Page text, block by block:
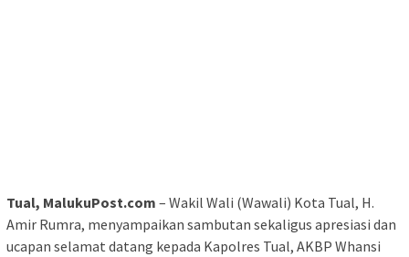
Tual, MalukuPost.com – Wakil Wali (Wawali) Kota Tual, H.
Amir Rumra, menyampaikan sambutan sekaligus apresiasi dan
ucapan selamat datang kepada Kapolres Tual, AKBP Whansi